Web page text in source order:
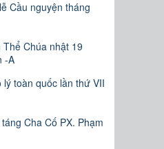
Cầu nguyện tháng
Chúa nhật 19
-A
lý toàn quốc lần thứ VII
Cha Cố PX. Phạm